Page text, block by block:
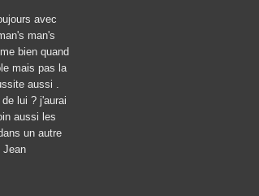
avec
man's
bien quand
mais pas la
aussi .
lui ? j'aurai
aussi les
un autre
Jean